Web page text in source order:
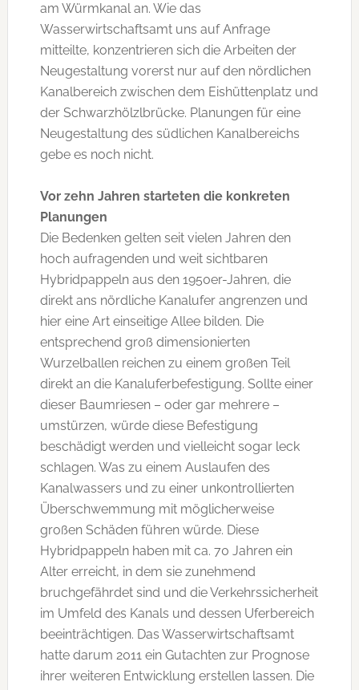
am Würmkanal an. Wie das
Wasserwirtschaftsamt uns auf Anfrage
mitteilte, konzentrieren sich die Arbeiten der
Neugestaltung vorerst nur auf den nördlichen
Kanalbereich zwischen dem Eishüttenplatz und
der Schwarzhölzlbrücke. Planungen für eine
Neugestaltung des südlichen Kanalbereichs
gebe es noch nicht.
Vor zehn Jahren starteten die konkreten
Planungen
Die Bedenken gelten seit vielen Jahren den
hoch aufragenden und weit sichtbaren
Hybridpappeln aus den 1950er-Jahren, die
direkt ans nördliche Kanalufer angrenzen und
hier eine Art einseitige Allee bilden. Die
entsprechend groß dimensionierten
Wurzelballen reichen zu einem großen Teil
direkt an die Kanaluferbefestigung. Sollte einer
dieser Baumriesen – oder gar mehrere –
umstürzen, würde diese Befestigung
beschädigt werden und vielleicht sogar leck
schlagen. Was zu einem Auslaufen des
Kanalwassers und zu einer unkontrollierten
Überschwemmung mit möglicherweise
großen Schäden führen würde. Diese
Hybridpappeln haben mit ca. 70 Jahren ein
Alter erreicht, in dem sie zunehmend
bruchgefährdet sind und die Verkehrssicherheit
im Umfeld des Kanals und dessen Uferbereich
beeinträchtigen. Das Wasserwirtschaftsamt
hatte darum 2011 ein Gutachten zur Prognose
ihrer weiteren Entwicklung erstellen lassen. Die